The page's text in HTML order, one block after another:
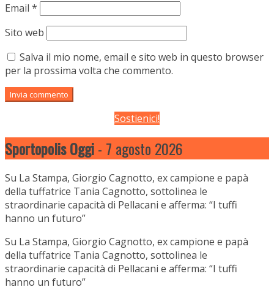
Email *
Sito web
Salva il mio nome, email e sito web in questo browser
per la prossima volta che commento.
Sostienici!
Sportopolis Oggi- 7 agosto 2026
Su La Stampa, Giorgio Cagnotto, ex campione e papà
della tuffatrice Tania Cagnotto, sottolinea le
straordinarie capacità di Pellacani e afferma: “I tuffi
hanno un futuro”
Su La Stampa, Giorgio Cagnotto, ex campione e papà
della tuffatrice Tania Cagnotto, sottolinea le
straordinarie capacità di Pellacani e afferma: “I tuffi
hanno un futuro”